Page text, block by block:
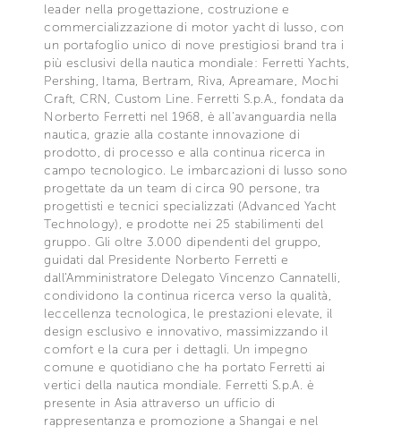
leader nella progettazione, costruzione e
commercializzazione di motor yacht di lusso, con
un portafoglio unico di nove prestigiosi brand tra i
più esclusivi della nautica mondiale: Ferretti Yachts,
Pershing, Itama, Bertram, Riva, Apreamare, Mochi
Craft, CRN, Custom Line. Ferretti S.p.A., fondata da
Norberto Ferretti nel 1968, è all'avanguardia nella
nautica, grazie alla costante innovazione di
prodotto, di processo e alla continua ricerca in
campo tecnologico. Le imbarcazioni di lusso sono
progettate da un team di circa 90 persone, tra
progettisti e tecnici specializzati (Advanced Yacht
Technology), e prodotte nei 25 stabilimenti del
gruppo. Gli oltre 3.000 dipendenti del gruppo,
guidati dal Presidente Norberto Ferretti e
dall'Amministratore Delegato Vincenzo Cannatelli,
condividono la continua ricerca verso la qualità,
leccellenza tecnologica, le prestazioni elevate, il
design esclusivo e innovativo, massimizzando il
comfort e la cura per i dettagli. Un impegno
comune e quotidiano che ha portato Ferretti ai
vertici della nautica mondiale. Ferretti S.p.A. è
presente in Asia attraverso un ufficio di
rappresentanza e promozione a Shangai e nel